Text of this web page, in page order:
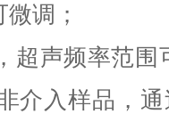
微调；
超声频率范围
介入样品，